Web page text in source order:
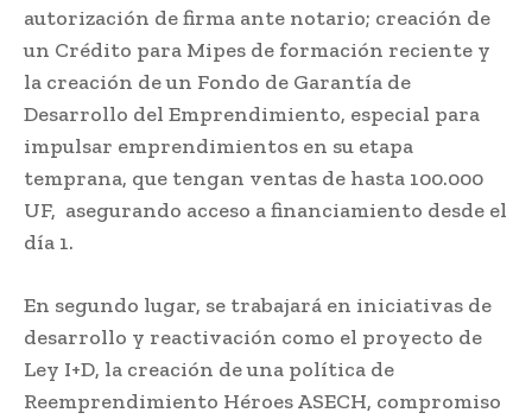
autorización de firma ante notario; creación de
un Crédito para Mipes de formación reciente y
la creación de un Fondo de Garantía de
Desarrollo del Emprendimiento, especial para
impulsar emprendimientos en su etapa
temprana, que tengan ventas de hasta 100.000
UF, asegurando acceso a financiamiento desde el
día 1.
En segundo lugar, se trabajará en iniciativas de
desarrollo y reactivación como el proyecto de
Ley I+D, la creación de una política de
Reemprendimiento Héroes ASECH, compromiso